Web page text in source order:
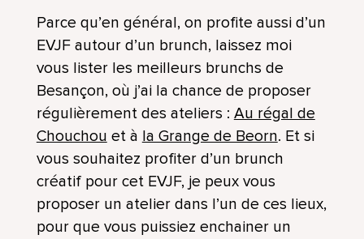
Parce qu’en général, on profite aussi d’un
EVJF autour d’un brunch, laissez moi
vous lister les meilleurs brunchs de
Besançon, où j’ai la chance de proposer
régulièrement des ateliers : Au régal de
Chouchou et à la Grange de Beorn. Et si
vous souhaitez profiter d’un brunch
créatif pour cet EVJF, je peux vous
proposer un atelier dans l’un de ces lieux,
pour que vous puissiez enchainer un